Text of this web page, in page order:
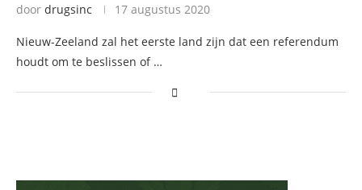
door drugsinc 17 augustus 2020
Nieuw-Zeeland zal het eerste land zijn dat een referendum
houdt om te beslissen of …